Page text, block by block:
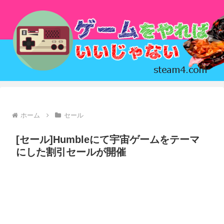
ホーム セール
[セール]Humbleにて宇宙ゲームをテーマ
にした割引セールが開催